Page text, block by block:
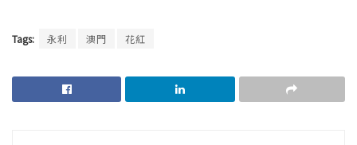
Tags: 永利 澳門 花紅